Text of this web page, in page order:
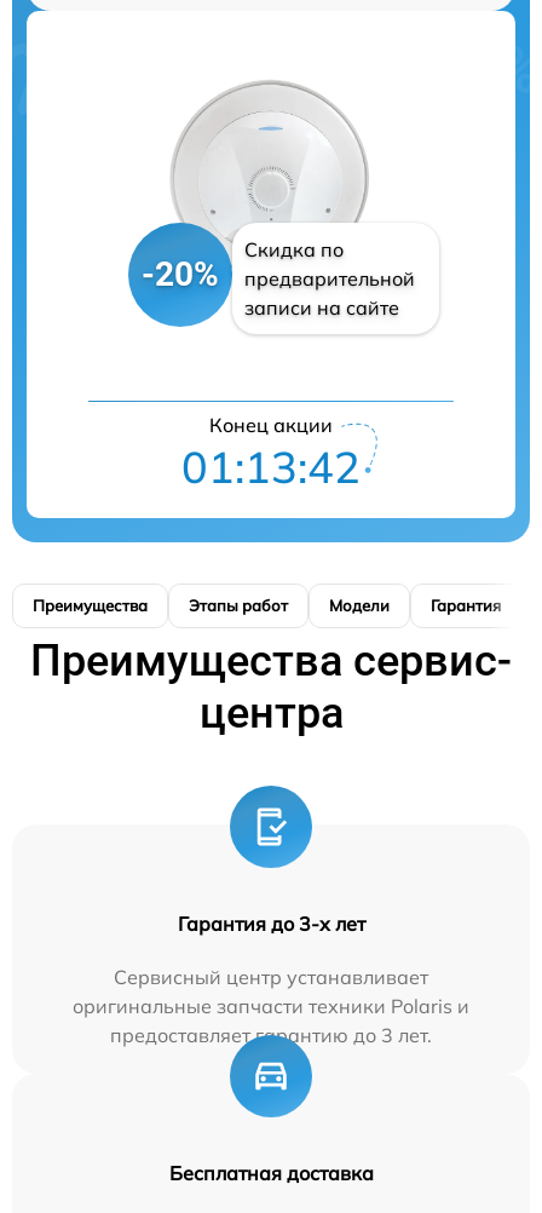
-20%
Скидка по
предварительной
записи на сайте
Конец акции
01:13:41
Преимущества Этапы работ Модели Гарантия
Преимущества сервис-
центра
Гарантия до 3-х лет
Сервисный центр устанавливает
оригинальные запчасти техники Polaris и
предоставляет гарантию до 3 лет.
Бесплатная доставка